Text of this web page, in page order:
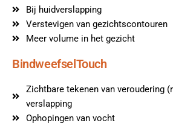
Bij huidverslapping
Verstevigen van gezichtscontouren
Meer volume in het gezicht
BindweefselTouch
Zichtbare tekenen van veroudering
verslapping
Ophopingen van vocht